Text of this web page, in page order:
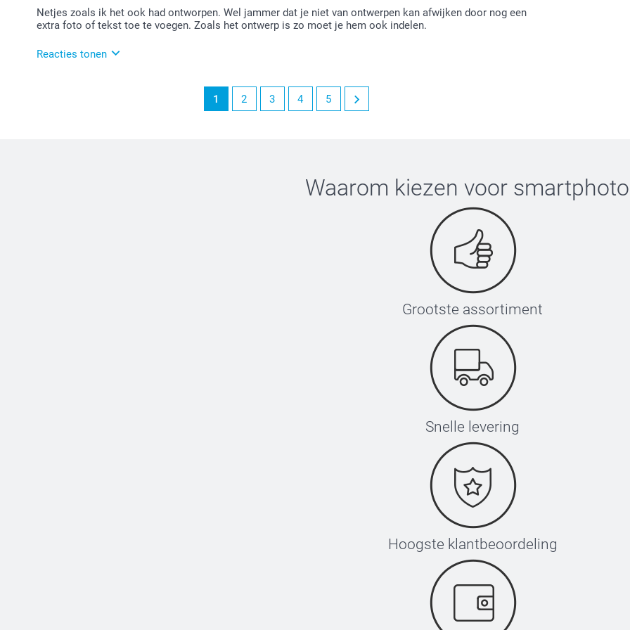
Netjes zoals ik het ook had ontworpen. Wel jammer dat je niet van ontwerpen kan afwijken door nog een
extra foto of tekst toe te voegen. Zoals het ontwerp is zo moet je hem ook indelen.
Reacties tonen
Bedankt voor je review. Fijn om te horen dat je tevreden bent over je ontvangen muismat.
1 2 3 4 5
Waarom kiezen voor smartphoto
Grootste assortiment
Snelle levering
Hoogste klantbeoordeling